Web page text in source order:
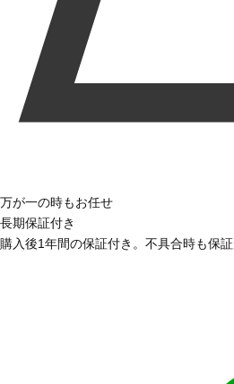
万が一の時もお任せ
長期保証付き
購入後1年間の保証付き。不具合時も保